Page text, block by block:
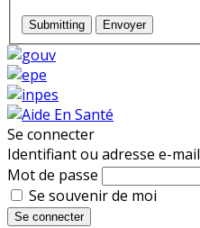
Submitting Envoyer
Se connecter
Identifiant ou adresse e-mail
Mot de passe
Se souvenir de moi
Se connecter